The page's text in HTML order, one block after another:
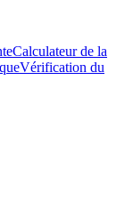
Calculateur de la
Vérification du